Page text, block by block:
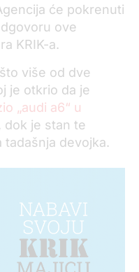
će pokrenuti
ove
KRIK-a.
više od dve
je otkrio da je
„audi a6“ u
dok je stan te
tadašnja devojka.